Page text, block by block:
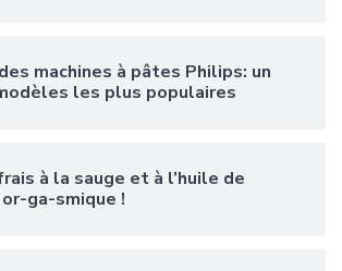
machines à pâtes Philips: un
les plus populaires
à la sauge et à l’huile de
ga-smique !